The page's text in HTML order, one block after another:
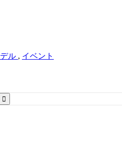
ル , イベント